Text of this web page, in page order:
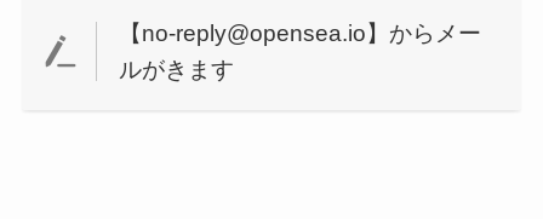
【no-reply@opensea.io】からメー
ルがきます